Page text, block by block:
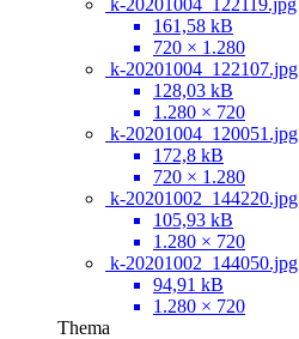
161,58 kB
720 × 1.280
k-20201004_122107.jpg
128,03 kB
1.280 × 720
k-20201004_120051.jpg
172,8 kB
720 × 1.280
k-20201002_144220.jpg
105,93 kB
1.280 × 720
k-20201002_144050.jpg
94,91 kB
1.280 × 720
Thema